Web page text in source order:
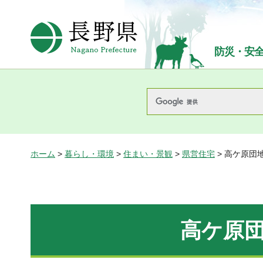
長野県Nagano Prefecture
防災・安
ホーム > 暮らし・環境 > 住まい・景観 > 県営住宅 > 高ケ原団
高ケ原